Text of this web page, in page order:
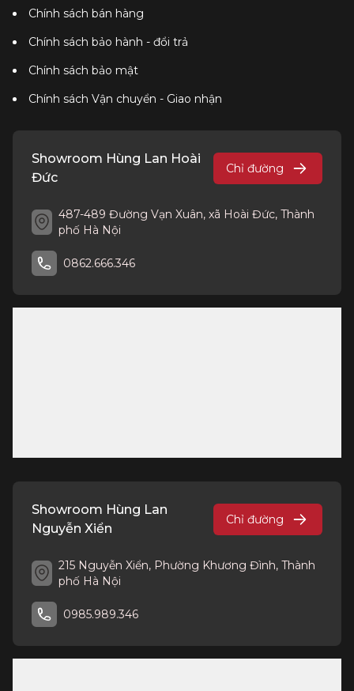
Chính sách bán hàng
Chính sách bảo hành - đổi trả
Chính sách bảo mật
Chính sách Vận chuyển - Giao nhận
Showroom Hùng Lan Hoài
Đức
Chỉ đường
487-489 Đường Vạn Xuân, xã Hoài Đức, Thành
phố Hà Nội
0862.666.346
Showroom Hùng Lan
Nguyễn Xiển
Chỉ đường
215 Nguyễn Xiển, Phường Khương Đình, Thành
phố Hà Nội
0985.989.346